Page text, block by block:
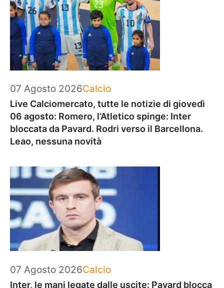
07 Agosto 2026Categorie
Calcio
Live Calciomercato, tutte le notizie di giovedì
06 agosto: Romero, l’Atletico spinge: Inter
bloccata da Pavard. Rodri verso il Barcellona.
Leao, nessuna novità
07 Agosto 2026Categorie
Calcio
Inter, le mani legate dalle uscite: Pavard blocca